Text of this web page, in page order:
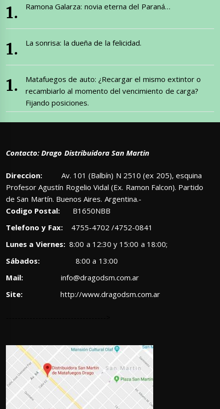
Ramona Galarza: novia eterna del Paraná…
La sonrisa: la dueña de la felicidad.
Matafuegos de auto: ¿Recargar el mismo extintor o
recambiarlo al momento del vencimiento de carga?
Fijando posiciones.
Contacto: Drago Distribuidora San Martin
Direccion: Av. 101 (Balbín) N 2510 (ex 205), esquina
Profesor Agustín Rogelio Vidal (Ex. Ramon Falcon). Partido
de San Martín. Buenos Aires. Argentina.-
Codigo Postal: B1650NBB
Telefono y Fax:4755-4702 /4752-0841
Lunes a Viernes:8:00 a 12:30 y 15:00 a 18:00;
Sábados: 8:00 a 13:00
Mail:
info@dragodsm.com.ar
Site:
http://www.dragodsm.com.ar